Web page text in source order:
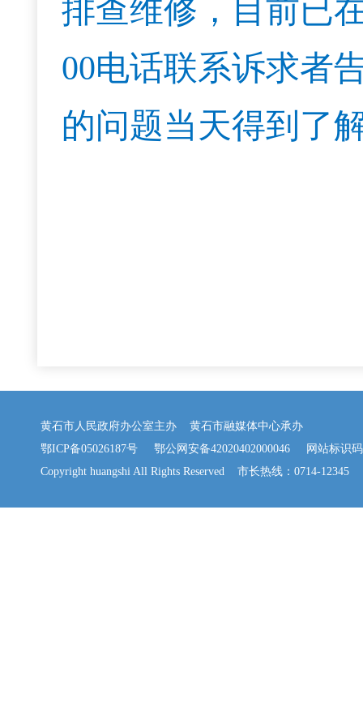
排查维修，目前已
00电话联系诉求者
的问题当天得到了
黄石市人民政府办公室主办 黄石市融媒体中心承办
鄂ICP备05026187号
鄂公网安备42020402000046 网站标识码
Copyright huangshi All Rights Reserved 市长热线：0714-12345